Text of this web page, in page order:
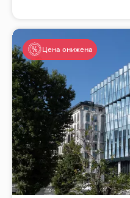
Цена снижена